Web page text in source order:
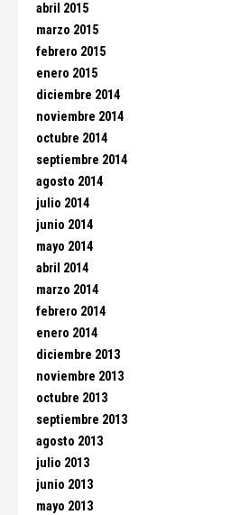
abril 2015
marzo 2015
febrero 2015
enero 2015
diciembre 2014
noviembre 2014
octubre 2014
septiembre 2014
agosto 2014
julio 2014
junio 2014
mayo 2014
abril 2014
marzo 2014
febrero 2014
enero 2014
diciembre 2013
noviembre 2013
octubre 2013
septiembre 2013
agosto 2013
julio 2013
junio 2013
mayo 2013